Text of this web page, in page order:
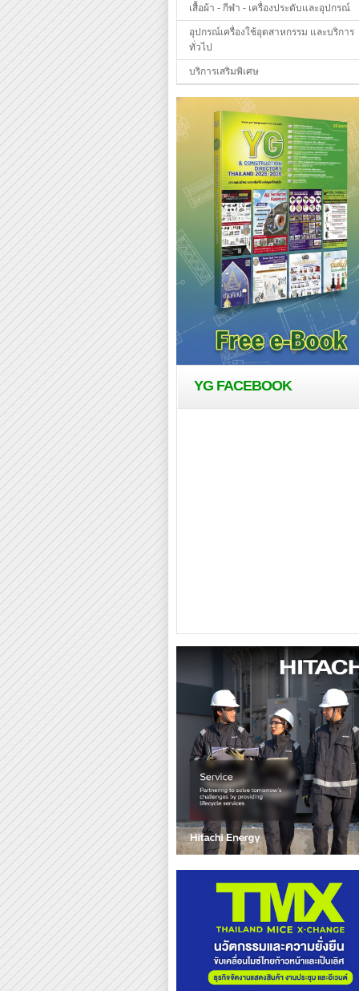
เสื้อผ้า - กีฬา - เครื่องประดับและอุปกรณ์
อุปกรณ์เครื่องใช้อุตสาหกรรม และบริการ
ทั่วไป
บริการเสริมพิเศษ
YG FACEBOOK